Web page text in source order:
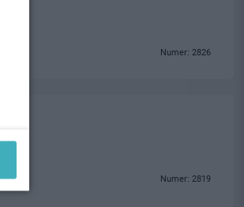
Numer: 2826
Numer: 2819